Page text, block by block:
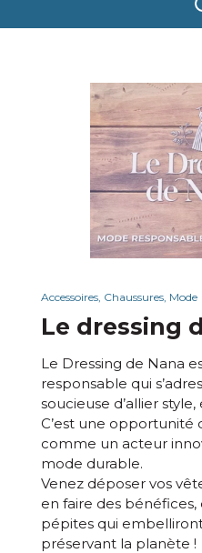
Accessoires, Chaussures, Mode
Le dressing
Le Dressing de Nana
responsable qui
soucieuse d’allier
C’est une opportunité
comme un acteur
mode durable.
Venez déposer vos
en faire des
pépites qui
préservant la planète !